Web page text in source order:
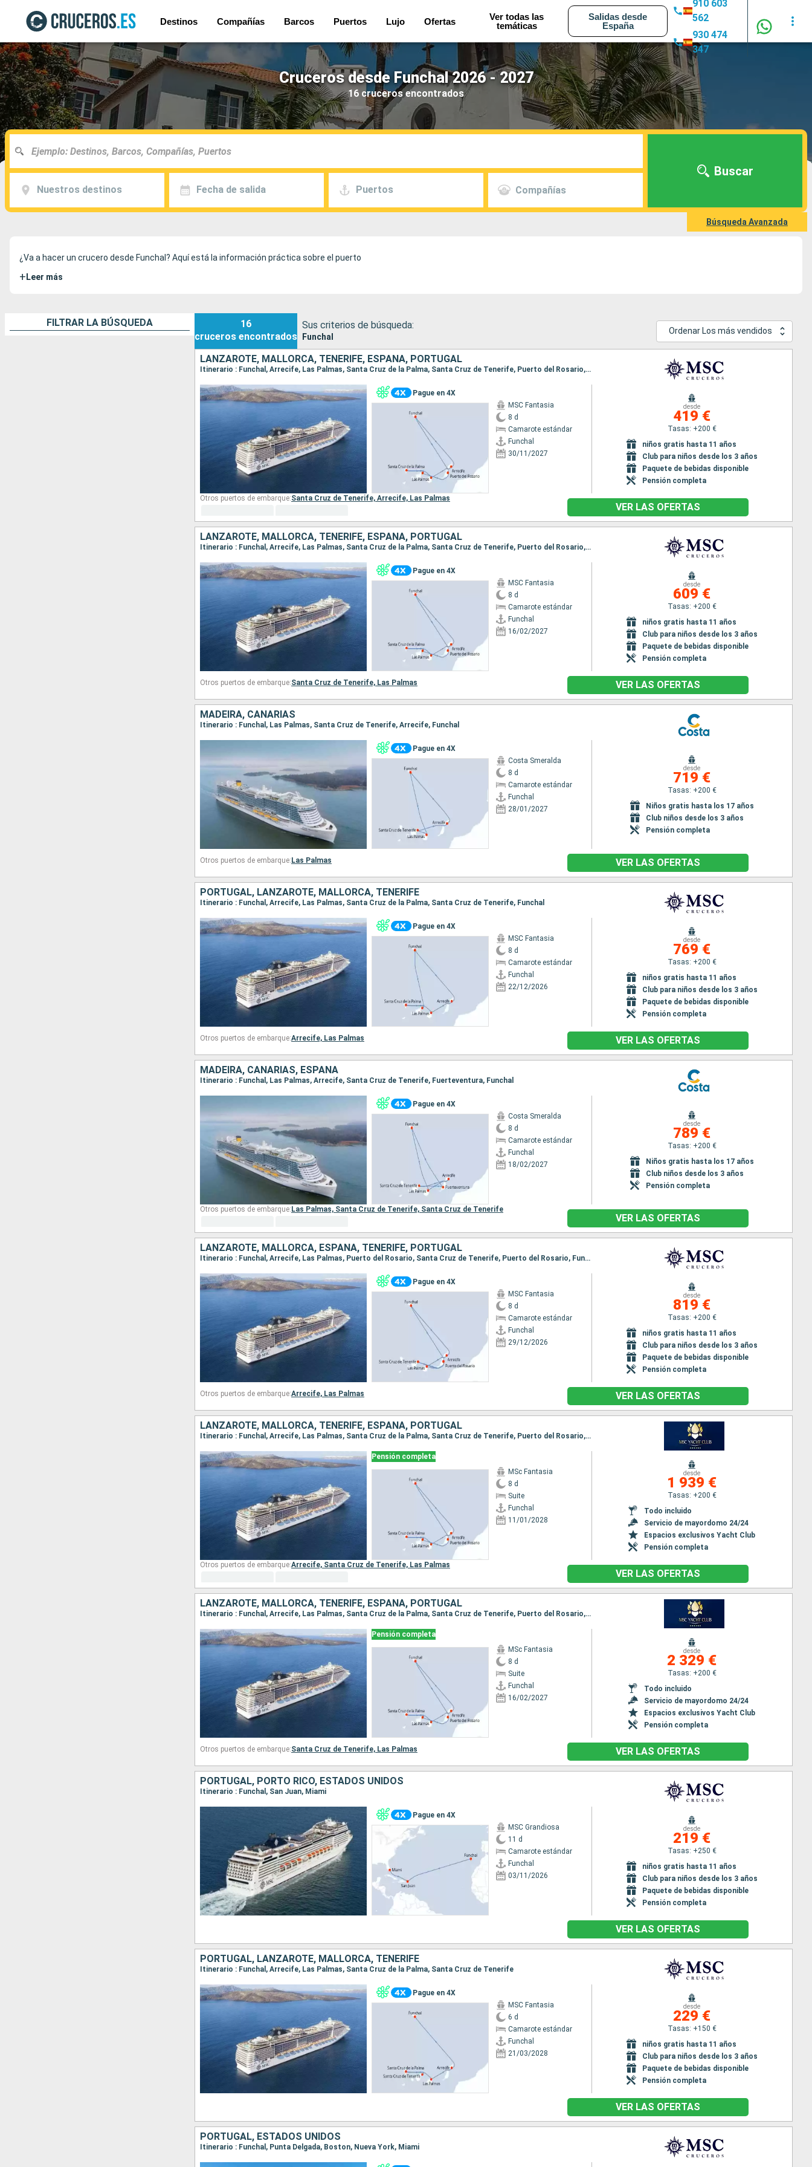
Destinos Compañías Barcos Puertos Lujo Ofertas
Ver todas las
temáticas
Salidas desde
España
910 603
562
930 474
347
Cruceros desde Funchal 2026 - 2027
16 cruceros encontrados
Nuestros destinos Fecha de salida Puertos Compañías
Buscar
Búsqueda Avanzada
¿Va a hacer un crucero desde Funchal? Aquí está la información práctica sobre el puerto
+ Leer más
FILTRAR LA BÚSQUEDA
16
cruceros encontrados
Sus criterios de búsqueda:
Funchal
Ordenar Los más vendidos
LANZAROTE, MALLORCA, TENERIFE, ESPAÑA, PORTUGAL
Itinerario : Funchal, Arrecife, Las Palmas, Santa Cruz de la Palma, Santa Cruz de Tenerife, Puerto del Rosario, Funchal
Pague en 4X
MSC Fantasia
8 d
Camarote estándar
Funchal
30/11/2027
desde
419 €
Tasas: +200 €
niños gratis hasta 11 años
Club para niños desde los 3 años
Paquete de bebidas disponible
Pensión completa
Otros puertos de embarque:Santa Cruz de Tenerife, Arrecife, Las Palmas
VER LAS OFERTAS
LANZAROTE, MALLORCA, TENERIFE, ESPAÑA, PORTUGAL
Itinerario : Funchal, Arrecife, Las Palmas, Santa Cruz de la Palma, Santa Cruz de Tenerife, Puerto del Rosario, Funchal
Pague en 4X
MSC Fantasia
8 d
Camarote estándar
Funchal
16/02/2027
desde
609 €
Tasas: +200 €
niños gratis hasta 11 años
Club para niños desde los 3 años
Paquete de bebidas disponible
Pensión completa
Otros puertos de embarque:Santa Cruz de Tenerife, Las Palmas VER LAS OFERTAS
MADEIRA, CANARIAS
Itinerario : Funchal, Las Palmas, Santa Cruz de Tenerife, Arrecife, Funchal
Pague en 4X
Costa Smeralda
8 d
Camarote estándar
Funchal
28/01/2027
desde
719 €
Tasas: +200 €
Niños gratis hasta los 17 años
Club niños desde los 3 años
Pensión completa
Otros puertos de embarque: Las Palmas VER LAS OFERTAS
PORTUGAL, LANZAROTE, MALLORCA, TENERIFE
Itinerario : Funchal, Arrecife, Las Palmas, Santa Cruz de la Palma, Santa Cruz de Tenerife, Funchal
Pague en 4X
MSC Fantasia
8 d
Camarote estándar
Funchal
22/12/2026
desde
769 €
Tasas: +200 €
niños gratis hasta 11 años
Club para niños desde los 3 años
Paquete de bebidas disponible
Pensión completa
Otros puertos de embarque:Arrecife, Las Palmas VER LAS OFERTAS
MADEIRA, CANARIAS, ESPAÑA
Itinerario : Funchal, Las Palmas, Arrecife, Santa Cruz de Tenerife, Fuerteventura, Funchal
Pague en 4X
Costa Smeralda
8 d
Camarote estándar
Funchal
18/02/2027
desde
789 €
Tasas: +200 €
Niños gratis hasta los 17 años
Club niños desde los 3 años
Pensión completa
Otros puertos de embarque: Las Palmas, Santa Cruz de Tenerife, Santa Cruz de Tenerife
VER LAS OFERTAS
LANZAROTE, MALLORCA, ESPAÑA, TENERIFE, PORTUGAL
Itinerario : Funchal, Arrecife, Las Palmas, Puerto del Rosario, Santa Cruz de Tenerife, Puerto del Rosario, Funchal
Pague en 4X
MSC Fantasia
8 d
Camarote estándar
Funchal
29/12/2026
desde
819 €
Tasas: +200 €
niños gratis hasta 11 años
Club para niños desde los 3 años
Paquete de bebidas disponible
Pensión completa
Otros puertos de embarque:Arrecife, Las Palmas VER LAS OFERTAS
LANZAROTE, MALLORCA, TENERIFE, ESPAÑA, PORTUGAL
Itinerario : Funchal, Arrecife, Las Palmas, Santa Cruz de la Palma, Santa Cruz de Tenerife, Puerto del Rosario, Funchal
Pensión completa
MSc Fantasia
8 d
Suite
Funchal
11/01/2028
desde
1 939 €
Tasas: +200 €
Todo incluido
Servicio de mayordomo 24/24
Espacios exclusivos Yacht Club
Pensión completa
Otros puertos de embarque:Arrecife, Santa Cruz de Tenerife, Las Palmas
VER LAS OFERTAS
LANZAROTE, MALLORCA, TENERIFE, ESPAÑA, PORTUGAL
Itinerario : Funchal, Arrecife, Las Palmas, Santa Cruz de la Palma, Santa Cruz de Tenerife, Puerto del Rosario, Funchal
Pensión completa
MSc Fantasia
8 d
Suite
Funchal
16/02/2027
desde
2 329 €
Tasas: +200 €
Todo incluido
Servicio de mayordomo 24/24
Espacios exclusivos Yacht Club
Pensión completa
Otros puertos de embarque:Santa Cruz de Tenerife, Las Palmas VER LAS OFERTAS
PORTUGAL, PORTO RICO, ESTADOS UNIDOS
Itinerario : Funchal, San Juan, Miami
Pague en 4X
MSC Grandiosa
11 d
Camarote estándar
Funchal
03/11/2026
desde
219 €
Tasas: +250 €
niños gratis hasta 11 años
Club para niños desde los 3 años
Paquete de bebidas disponible
Pensión completa
VER LAS OFERTAS
PORTUGAL, LANZAROTE, MALLORCA, TENERIFE
Itinerario : Funchal, Arrecife, Las Palmas, Santa Cruz de la Palma, Santa Cruz de Tenerife
Pague en 4X
MSC Fantasia
6 d
Camarote estándar
Funchal
21/03/2028
desde
229 €
Tasas: +150 €
niños gratis hasta 11 años
Club para niños desde los 3 años
Paquete de bebidas disponible
Pensión completa
VER LAS OFERTAS
PORTUGAL, ESTADOS UNIDOS
Itinerario : Funchal, Punta Delgada, Boston, Nueva York, Miami